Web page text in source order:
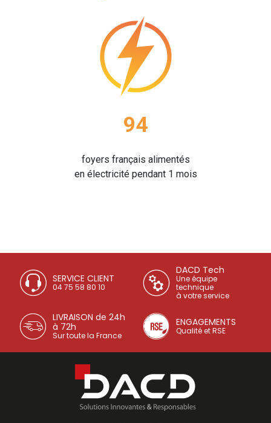
94
foyers français alimentés
en électricité pendant 1 mois
SERVICE CLIENT
04 75 58 80 10
DACD Tech
Une équipe
technique
à votre service
LIVRAISON de 24h
à 72h
Sur toute la France
ENGAGEMENTS
Qualité et RSE